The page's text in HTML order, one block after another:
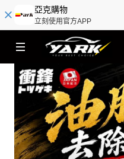
亞克購物
立刻使用官方APP